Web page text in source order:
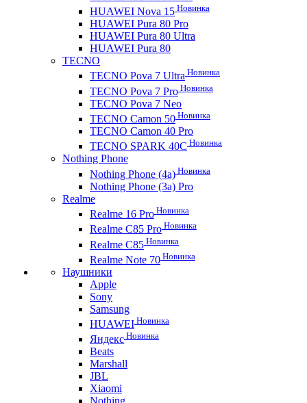
HUAWEI Nova 15 Новинка
HUAWEI Pura 80 Pro
HUAWEI Pura 80 Ultra
HUAWEI Pura 80
TECNO
TECNO Pova 7 Ultra Новинка
TECNO Pova 7 Pro Новинка
TECNO Pova 7 Neo
TECNO Camon 50 Новинка
TECNO Camon 40 Pro
TECNO SPARK 40C Новинка
Nothing Phone
Nothing Phone (4a) Новинка
Nothing Phone (3a) Pro
Realme
Realme 16 Pro Новинка
Realme C85 Pro Новинка
Realme C85 Новинка
Realme Note 70 Новинка
Наушники
Apple
Sony
Samsung
HUAWEI Новинка
Яндекс Новинка
Beats
Marshall
JBL
Xiaomi